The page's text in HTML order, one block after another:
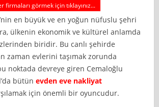
firmaları görmek için tıklayınız...
en büyük ve en yoğun nüfuslu şehri
ülkenin ekonomik ve kültürel anlamda
biridir. Bu canlı şehirde
zaman evlerini taşımak zorunda
noktada devreye giren Cemaloğlu
bütünevden eve nakliyat
için önemli bir oyuncudur.